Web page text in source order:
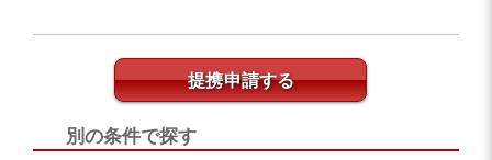
提携申請する
別の条件で探す